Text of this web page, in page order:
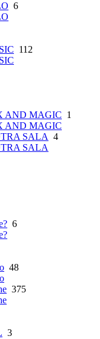
6
112
AND MAGIC 1
AND MAGIC
SALA 4
SALA
6
48
375
3